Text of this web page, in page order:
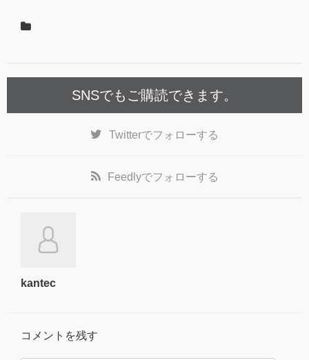
SNSでもご購読できます。
Twitterでフォローする
Feedlyでフォローする
kantec
コメントを残す